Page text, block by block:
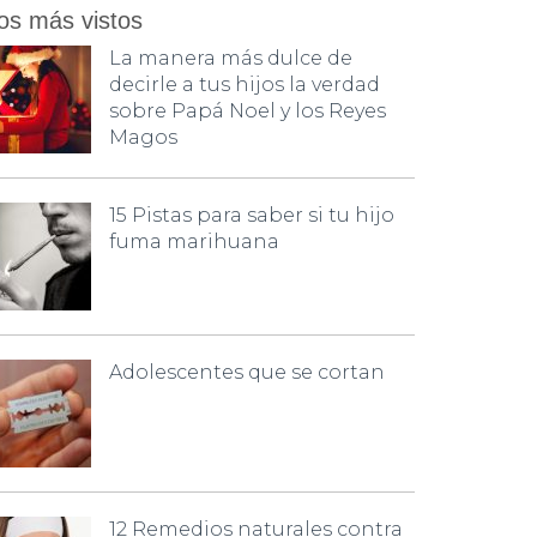
más vistos
La manera más dulce de
decirle a tus hijos la verdad
sobre Papá Noel y los Reyes
Magos
15 Pistas para saber si tu hijo
fuma marihuana
Adolescentes que se cortan
12 Remedios naturales contra